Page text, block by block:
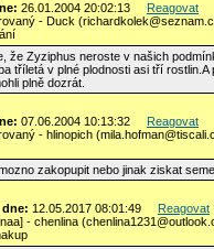
26.01.2004 20:02:13 Reagovat
- Duck
že Zyziphus neroste v našich
tříletá v plné plodnosti asi tří
plně dozrát.
07.06.2004 10:13:32 Reagovat
- hlinopich
zakopupit nebo jinak ziskat
dne: 12.05.2017 08:01:49 Reagovat
- chenlina